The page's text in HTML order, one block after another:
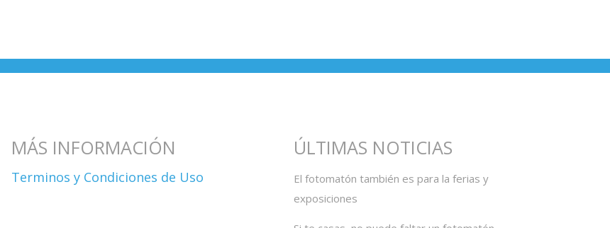
MÁS INFORMACIÓN
Terminos y Condiciones de Uso
ÚLTIMAS NOTICIAS
El fotomatón también es para la ferias y
exposiciones